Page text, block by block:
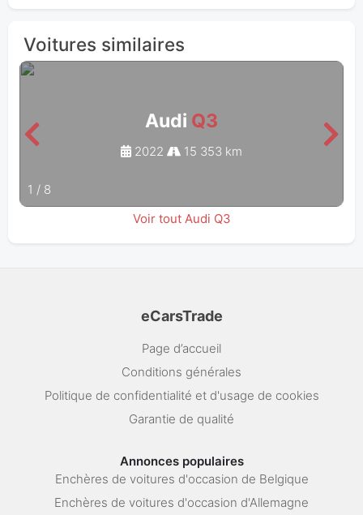
Voitures similaires
Audi Q3
2022 15 353 km
1 / 8
Voir tout Audi Q3
eCarsTrade
Page d’accueil
Conditions générales
Politique de confidentialité et d'usage de cookies
Garantie de qualité
Annonces populaires
Enchères de voitures d'occasion de Belgique
Enchères de voitures d'occasion d'Allemagne